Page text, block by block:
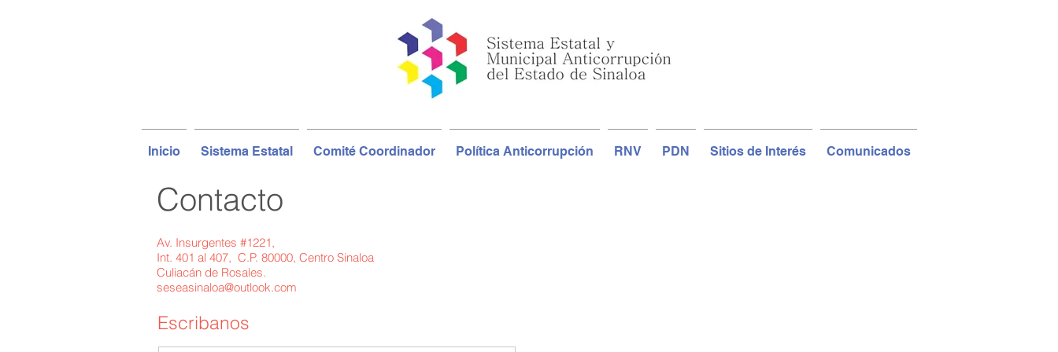
Inicio Sistema Estatal Comité Coordinador Política Anticorrupción RNV PDN Sitios de Interés Comunicados
Contacto
Av. Insurgentes #1221,
Int. 401 al 407, C.P. 80000, Centro Sinaloa
Culiacán de Rosales.
seseasinaloa@outlook.com
Escribanos